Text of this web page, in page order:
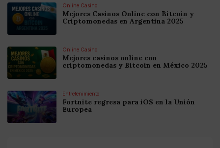
Online Casino
Mejores Casinos Online con Bitcoin y
Criptomonedas en Argentina 2025
Online Casino
Mejores casinos online con
criptomonedas y Bitcoin en México 2025
Entretenimiento
Fortnite regresa para iOS en la Unión
Europea